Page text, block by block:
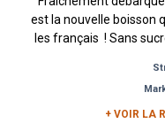
est la nouvelle boisson
les français ! Sans
+ VOIR LA